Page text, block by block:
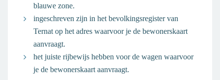
blauwe zone.
ingeschreven zijn in het bevolkingsregister van
Ternat op het adres waarvoor je de bewonerskaart
aanvraagt.
het juiste rijbewijs hebben voor de wagen waarvoor
je de bewonerskaart aanvraagt.